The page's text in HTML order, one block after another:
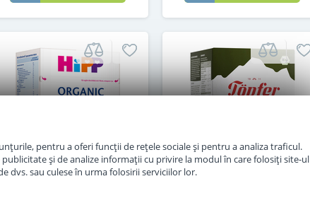
pentru a oferi funcții de rețele sociale și pentru a analiza traficul.
și de analize informații cu privire la modul în care folosiți site-ul
dvs. sau culese în urma folosirii serviciilor lor.